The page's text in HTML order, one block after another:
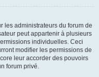
les administrateurs du forum de
peut appartenir à plusieurs
individuelles. Ceci
modifier les permissions de
leur accorder des pouvoirs
forum privé.